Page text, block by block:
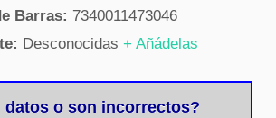
Barras: 7340011473046
Desconocidas + Añádelas
datos o son incorrectos?